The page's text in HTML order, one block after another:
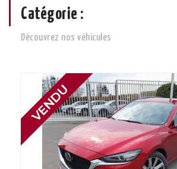
Catégorie :
Découvrez nos véhicules